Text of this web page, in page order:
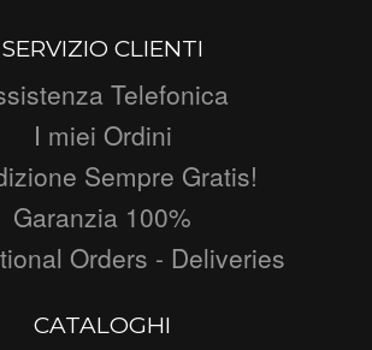
SERVIZIO CLIENTI
Telefonica
I miei Ordini
Sempre Gratis!
Garanzia 100%
Orders - Deliveries
CATALOGHI